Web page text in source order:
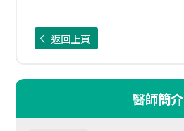
返回上頁
醫師簡介